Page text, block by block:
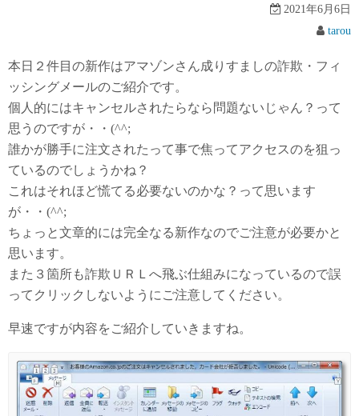
2021年6月6日
tarou
本日２件目の新作はアマゾンさん成りすましの詐欺・フィ
ッシングメールのご紹介です。
個人的にはキャンセルされたらなら問題ないじゃん？って
思うのですが・・(^^;
誰かが勝手に注文されたって事で焦ってアクセスのを狙っ
ているのでしょうかね？
これはそれほど慌てる必要ないのかな？って思います
が・・(^^;
ちょっと文章的には完全なる新作なのでご注意が必要かと
思います。
また３箇所も詐欺ＵＲＬへ飛ぶ仕組みになっているので誤
ってクリックしないようにご注意してください。
早速ですが内容をご紹介していきますね。